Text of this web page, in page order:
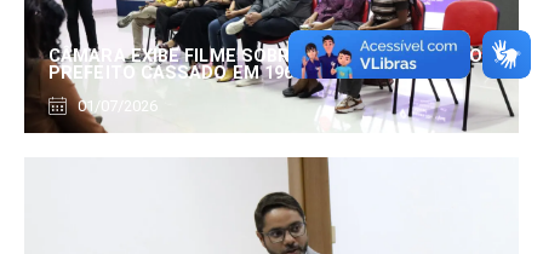
CÂMARA EXIBE FILME SOBRE EDUARDO SERRANO,
PREFEITO CASSADO EM 1960
01/07/2026